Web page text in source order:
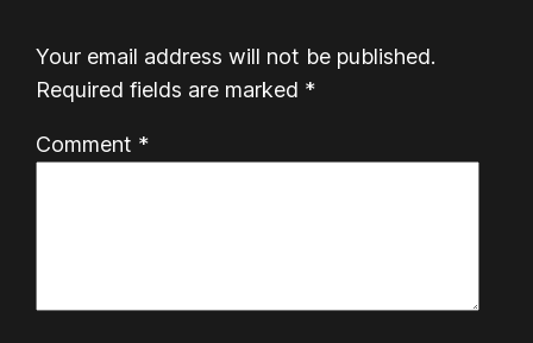
Your email address will not be published.
Required fields are marked *
Comment *